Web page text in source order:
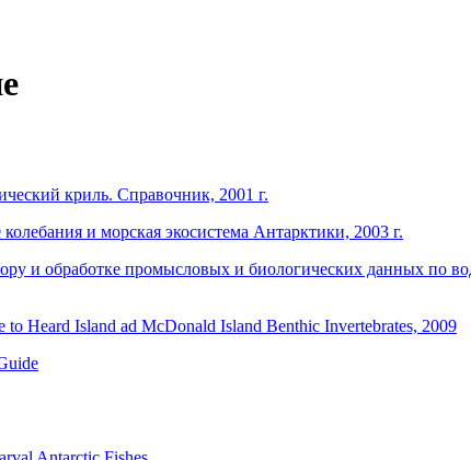
криль. Справочник, 2001 г.
и морская экосистема Антарктики, 2003 г.
и обработке промысловых и биологических данных по
Heard Island ad McDonald Island Benthic Invertebrates, 2009